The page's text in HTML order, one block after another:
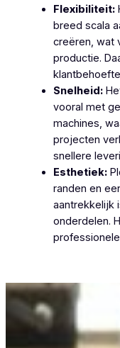
Flexibiliteit:
breed scala
creëren, wat
productie.
Snelheid:
vooral met
machines,
projecten
snellere
Esthetiek:
randen en
aantrekkelijk
onderdelen.